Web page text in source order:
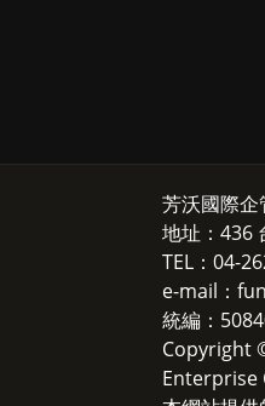
芳沃國際企
地址：436
TEL：04-
e-mail：
統編：
Copyright
Enterprise